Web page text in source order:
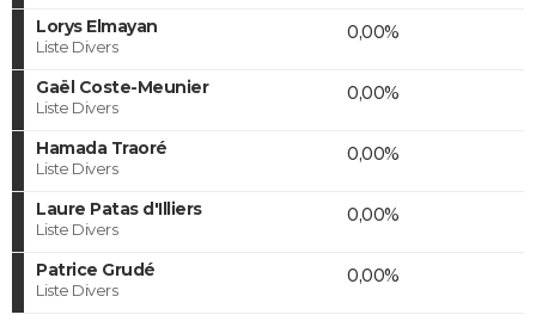
Lorys Elmayan
Liste Divers
0,00%
Gaël Coste-Meunier
Liste Divers
0,00%
Hamada Traoré
Liste Divers
0,00%
Laure Patas d'Illiers
Liste Divers
0,00%
Patrice Grudé
Liste Divers
0,00%